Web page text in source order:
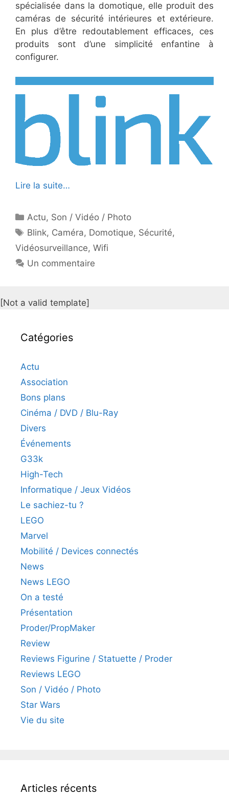
spécialisée dans la domotique, elle produit des
caméras de sécurité intérieures et extérieure.
En plus d’être redoutablement efficaces, ces
produits sont d’une simplicité enfantine à
configurer.
Lire la suite…
Catégories
Actu, Son / Vidéo / Photo
Étiquettes
Blink, Caméra, Domotique, Sécurité,
Vidéosurveillance, Wifi
Un commentaire
[Not a valid template]
Catégories
Actu
Association
Bons plans
Cinéma / DVD / Blu-Ray
Divers
Événements
G33k
High-Tech
Informatique / Jeux Vidéos
Le sachiez-tu ?
LEGO
Marvel
Mobilité / Devices connectés
News
News LEGO
On a testé
Présentation
Proder/PropMaker
Review
Reviews Figurine / Statuette / Proder
Reviews LEGO
Son / Vidéo / Photo
Star Wars
Vie du site
Articles récents